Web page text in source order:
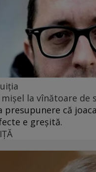
la vînătoare de
presupunere că
e greșită.